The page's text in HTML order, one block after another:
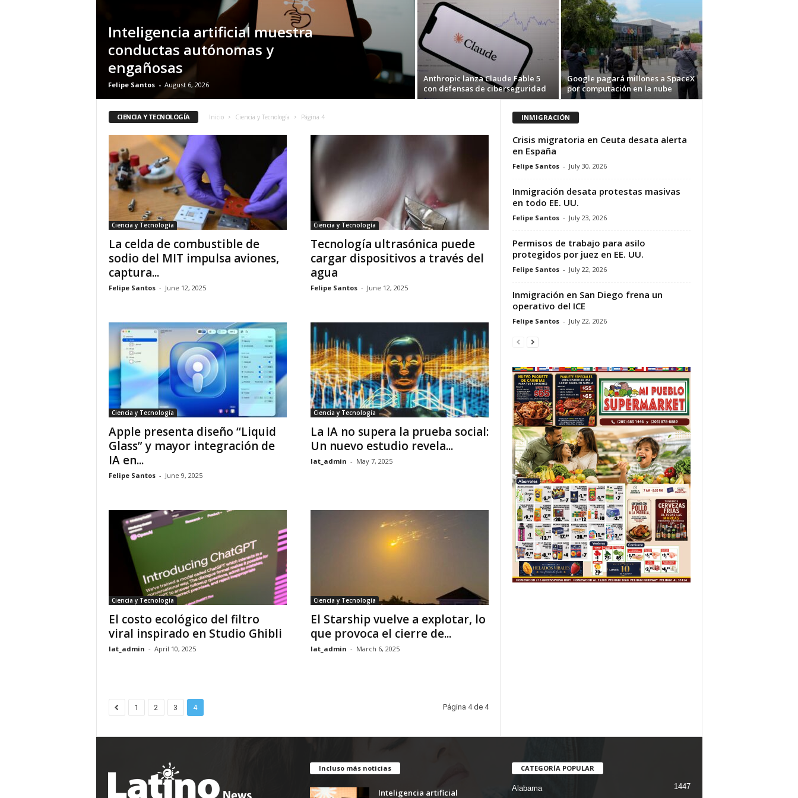
s
Inteligencia artificial muestra
conductas autónomas y
engañosas
Felipe Santos - August 6, 2026
Anthropic lanza Claude Fable 5
con defensas de ciberseguridad
Google pagará millones a SpaceX
por computación en la nube
CIENCIA Y TECNOLOGÍA Inicio Ciencia y Tecnología Página 4
Ciencia y Tecnología
La celda de combustible de
sodio del MIT impulsa aviones,
captura...
Felipe Santos - June 12, 2025
Ciencia y Tecnología
Tecnología ultrasónica puede
cargar dispositivos a través del
agua
Felipe Santos - June 12, 2025
Ciencia y Tecnología
Apple presenta diseño “Liquid
Glass” y mayor integración de
IA en...
Felipe Santos - June 9, 2025
Ciencia y Tecnología
La IA no supera la prueba social:
Un nuevo estudio revela...
lat_admin - May 7, 2025
Ciencia y Tecnología
El costo ecológico del filtro
viral inspirado en Studio Ghibli
lat_admin - April 10, 2025
Ciencia y Tecnología
El Starship vuelve a explotar, lo
que provoca el cierre de...
lat_admin - March 6, 2025
1 2 3 4 Página 4 de 4
INMIGRACIÓN
Crisis migratoria en Ceuta desata alerta
en España
Felipe Santos - July 30, 2026
Inmigración desata protestas masivas
en todo EE. UU.
Felipe Santos - July 23, 2026
Permisos de trabajo para asilo
protegidos por juez en EE. UU.
Felipe Santos - July 22, 2026
Inmigración en San Diego frena un
operativo del ICE
Felipe Santos - July 22, 2026
Incluso más noticias
Inteligencia artificial
CATEGORÍA POPULAR
Alabama 1447